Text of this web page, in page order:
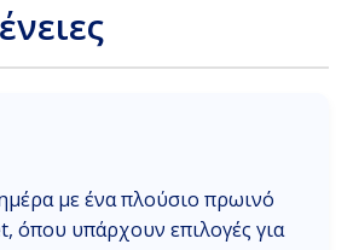
με ένα πλούσιο πρωινό
όπου υπάρχουν επιλογές για